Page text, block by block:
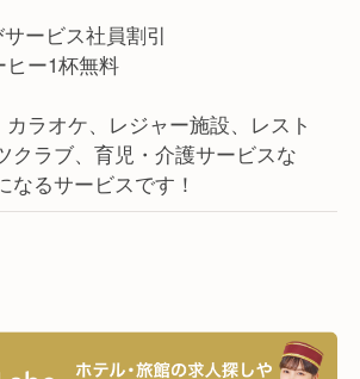
ービス社員割引
ヒー1杯無料
ラオケ、レジャー施設、レスト
クラブ、育児・介護サービスな
なるサービスです！